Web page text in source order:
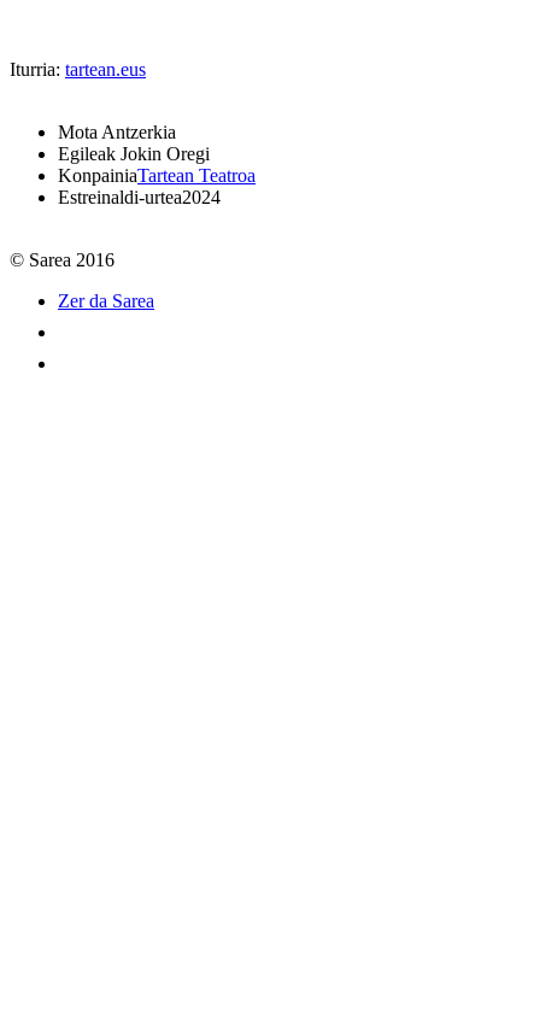
Iturria: tartean.eus
MotaAntzerkia
Egileak Jokin Oregi
KonpainiaTartean Teatroa
Estreinaldi-urtea2024
© Sarea 2016
Zer da Sarea